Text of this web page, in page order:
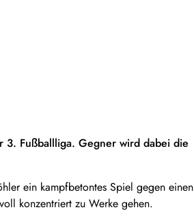
3. Fußballliga. Gegner wird dabei die
ein kampfbetontes Spiel gegen einen
konzentriert zu Werke gehen.